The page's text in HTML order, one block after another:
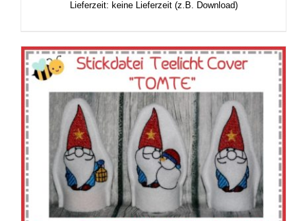
Lieferzeit: keine Lieferzeit (z.B. Download)